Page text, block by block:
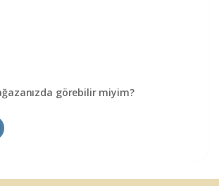
görebilir miyim?